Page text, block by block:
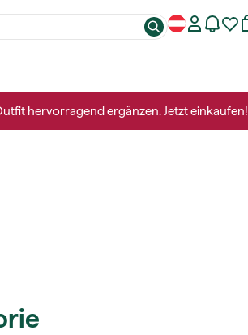
hervorragend ergänzen. Jetzt einkaufen!